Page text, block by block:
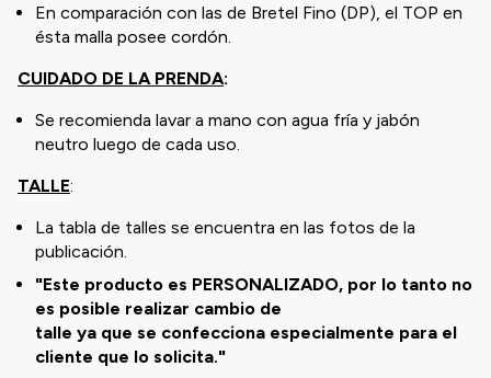
En comparación con las de Bretel Fino (DP), el TOP en
ésta malla posee cordón.
CUIDADO DE LA PRENDA:
Se recomienda lavar a mano con agua fría y jabón
neutro luego de cada uso.
TALLE:
La tabla de talles se encuentra en las fotos de la
publicación.
"Este producto es PERSONALIZADO, por lo tanto no
es posible realizar cambio de
talle ya que se confecciona especialmente para el
cliente que lo solicita."